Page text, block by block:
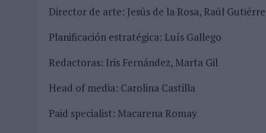
Director de arte: Jesús de la Rosa, Raúl
Planificación estratégica: Luís Gallego
Redactoras: Iris Fernández, Marta Gil
Head of media: Carolina Castilla
Paid specialist: Macarena Romay